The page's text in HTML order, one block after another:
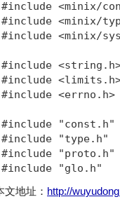
#include <minix/
#include <minix/
#include <minix/
#include
#include
#include <errno.h>
#include "const.h"
#include "type.h"
#include "proto.h"
#include "glo.h"
文地址： http://